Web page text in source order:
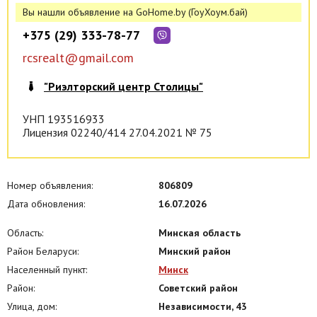
- отдельный вход со стороны двора;
Арендатор не оплачивает услуги агентства!
Краткое описание:
Статусная локация, главный проспект, свой вход 24/7 со стороны
Вы нашли объявление на GoHome.by (ГоуХоум.бай)
+375 (29) 333-78-77
rcsrealt@gmail.com
"Риэлторский центр Столицы"
УНП 193516933
Лицензия 02240/414 27.04.2021 № 75
Номер объявления:
806809
Дата обновления:
16.07.2026
Область:
Минская область
Район Беларуси:
Минский район
Населенный пункт:
Минск
Район:
Советский район
Улица, дом:
Независимости, 43